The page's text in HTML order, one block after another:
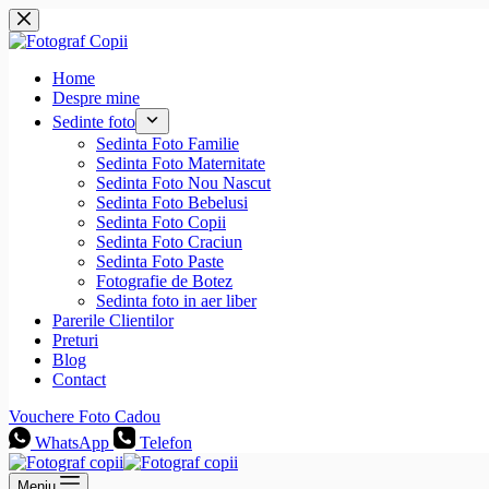
Sari
la
conținut
Home
Despre mine
Sedinte foto
Sedinta Foto Familie
Sedinta Foto Maternitate
Sedinta Foto Nou Nascut
Sedinta Foto Bebelusi
Sedinta Foto Copii
Sedinta Foto Craciun
Sedinta Foto Paste
Fotografie de Botez
Sedinta foto in aer liber
Parerile Clientilor
Preturi
Blog
Contact
Vouchere Foto Cadou
WhatsApp
Telefon